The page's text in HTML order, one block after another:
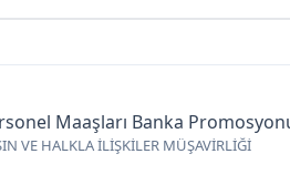
Maaşları Banka
VE HALKLA İLİŞKİLER MÜŞAVİRLİĞİ